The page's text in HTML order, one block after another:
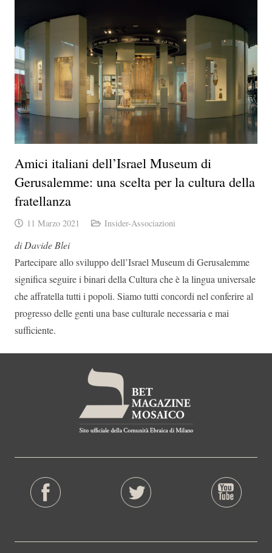
Amici italiani dell’Israel Museum di
Gerusalemme: una scelta per la cultura della
fratellanza
11 Marzo 2021 Insider-Associazioni
di Davide Blei
Partecipare allo sviluppo dell’Israel Museum di Gerusalemme
significa seguire i binari della Cultura che è la lingua universale
che affratella tutti i popoli. Siamo tutti concordi nel conferire al
progresso delle genti una base culturale necessaria e mai
sufficiente.